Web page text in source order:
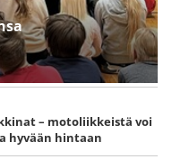
– motoliikkeistä voi
hyvään hintaan